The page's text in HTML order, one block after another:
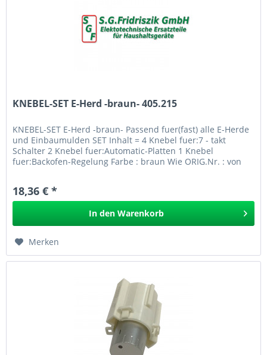
KNEBEL-SET E-Herd -braun- 405.215
KNEBEL-SET E-Herd -braun- Passend fuer(fast) alle E-Herde
und Einbaumulden SET Inhalt = 4 Knebel fuer:7 - takt
Schalter 2 Knebel fuer:Automatic-Platten 1 Knebel
fuer:Backofen-Regelung Farbe : braun Wie ORIG.Nr. : von
18,36 € *
In den Warenkorb
Merken